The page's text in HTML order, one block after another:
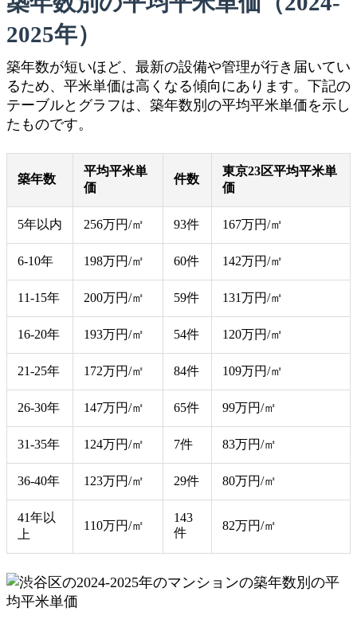
2025年）
築年数が短いほど、最新の設備や管理が行き届いてい
るため、平米単価は高くなる傾向にあります。下記の
テーブルとグラフは、築年数別の平均平米単価を示し
たものです。
築年数
平均平米単
価
件数
東京23区平均平米単
価
5年以内 256万円/㎡ 93件 167万円/㎡
6-10年 198万円/㎡ 60件 142万円/㎡
11-15年 200万円/㎡ 59件 131万円/㎡
16-20年 193万円/㎡ 54件 120万円/㎡
21-25年 172万円/㎡ 84件 109万円/㎡
26-30年 147万円/㎡ 65件 99万円/㎡
31-35年 124万円/㎡ 7件 83万円/㎡
36-40年 123万円/㎡ 29件 80万円/㎡
41年以
上
110万円/㎡
143
件
82万円/㎡